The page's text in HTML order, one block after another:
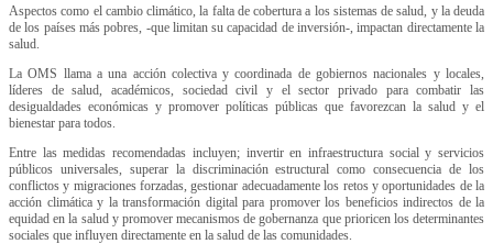
Aspectos como el cambio climático, la falta de cobertura a los sistemas de salud, y la deuda
de los países más pobres, -que limitan su capacidad de inversión-, impactan directamente la
salud.
La OMS llama a una acción colectiva y coordinada de gobiernos nacionales y locales,
líderes de salud, académicos, sociedad civil y el sector privado para combatir las
desigualdades económicas y promover políticas públicas que favorezcan la salud y el
bienestar para todos.
Entre las medidas recomendadas incluyen; invertir en infraestructura social y servicios
públicos universales, superar la discriminación estructural como consecuencia de los
conflictos y migraciones forzadas, gestionar adecuadamente los retos y oportunidades de la
acción climática y la transformación digital para promover los beneficios indirectos de la
equidad en la salud y promover mecanismos de gobernanza que prioricen los determinantes
sociales que influyen directamente en la salud de las comunidades.